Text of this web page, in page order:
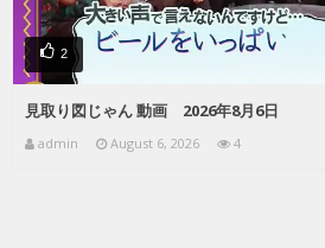
2
見取り図じゃん 動画 2026年8月6日
admin August 6, 2026 4